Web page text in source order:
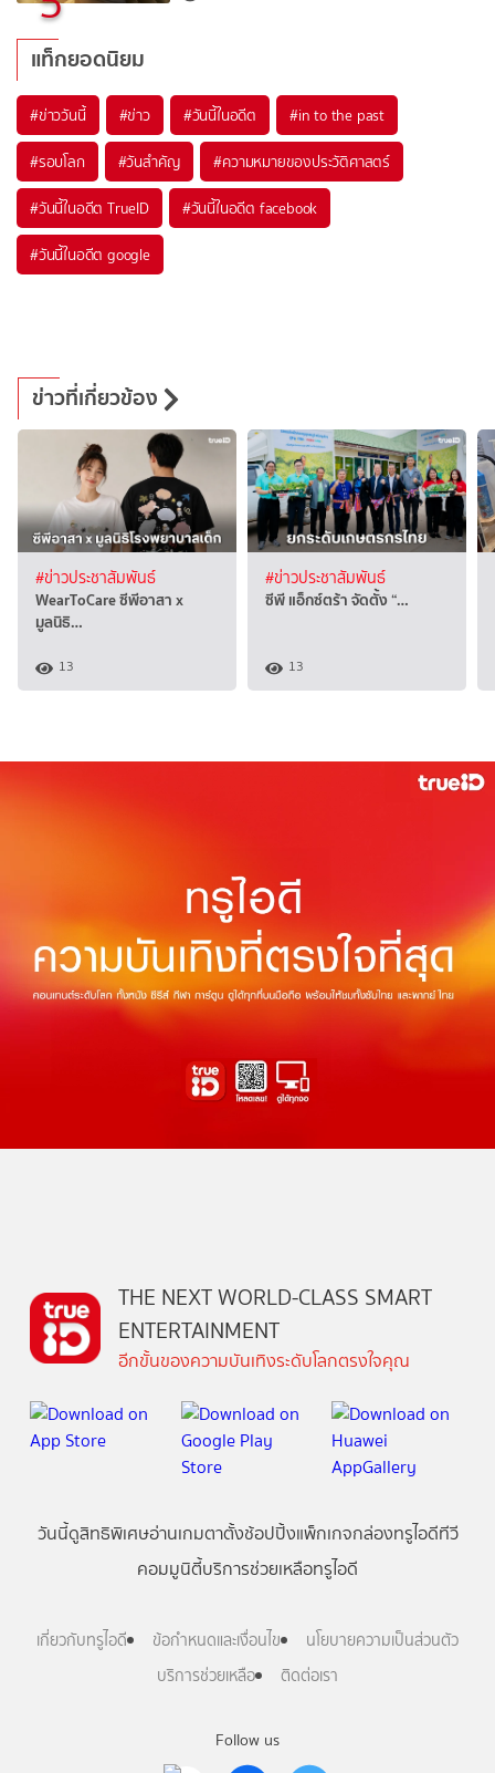
แท็กยอดนิยม
#ข่าววันนี้ #ข่าว #วันนี้ในอดีต #in to the past
#รอบโลก #วันสำคัญ #ความหมายของประวัติศาสตร์
#วันนี้ในอดีต TrueID #วันนี้ในอดีต facebook
#วันนี้ในอดีต google
ข่าวที่เกี่ยวข้อง
#ข่าวประชาสัมพันธ์
WearToCare ซีพีอาสา x
มูลนิธิ…
13
#ข่าวประชาสัมพันธ์
ซีพี แอ็กซ์ตร้า จัดตั้ง “…
13
Follow us
THE NEXT WORLD-CLASS SMART
ENTERTAINMENT
อีกขั้นของความบันเทิงระดับโลกตรงใจคุณ
วันนี้ดูสิทธิพิเศษอ่านเกมตาตั้งช้อปปิ้งแพ็กเกจกล่องทรูไอดีทีวี
คอมมูนิตี้บริการช่วยเหลือทรูไอดี
เกี่ยวกับทรูไอดี ข้อกำหนดและเงื่อนไข
นโยบายความเป็นส่วนตัว
บริการช่วยเหลือ
ติดต่อเรา